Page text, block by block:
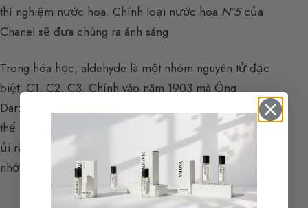
thí nghiệm nước hoa. Chính loại nước hoa N°5của
Chanel sẽ đưa chúng ra ánh sáng.
Trong hóa học, aldehyde là một nhóm nguyên tử đặc
biệt: C1, C2, C3. Chính vào năm 1903 mà Ông
Darzens phát hiện cách ổn định một số aldehyde, cụ
thể là
aldéhyde C12MNA
, với mùi lạnh, mùi của bàn
ủi rất đặc trưng, và mùi hơi hespéridée và kim loại, gợi
nhớ đến sự sạch sẽ của tiệm giặt là.